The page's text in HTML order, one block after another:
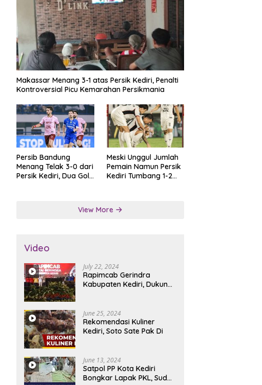
Makassar Menang 3-1 atas Persik Kediri, Penalti
Kontroversial Picu Kemarahan Persikmania
Persib Bandung
Menang Telak 3-0 dari
Persik Kediri, Dua Gol
Meski Unggul Jumlah
Pemain Namun Persik
Kediri Tumbang 1-2
View More
Video
July 22, 2024
Rapimcab Gerindra
Kabupaten Kediri, Dukung
June 25, 2024
Rekomendasi Kuliner
Kediri, Soto Sate Pak Di
June 13, 2024
Satpol PP Kota Kediri
Bongkar Lapak PKL, Sudah